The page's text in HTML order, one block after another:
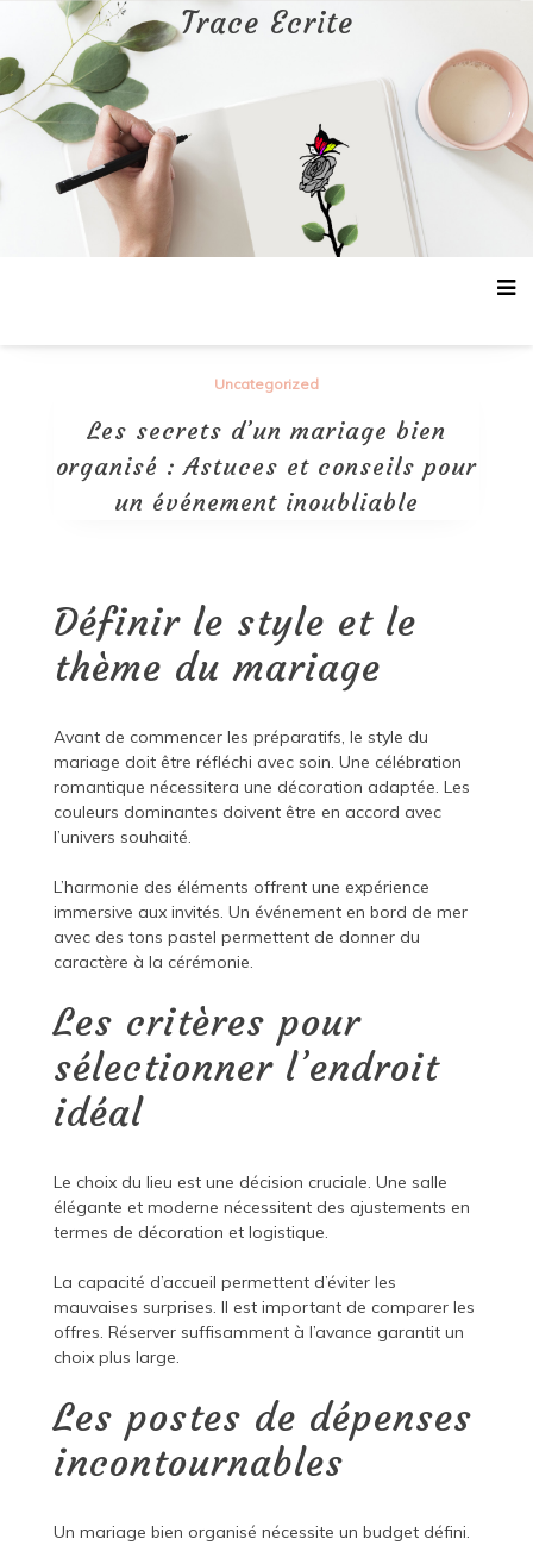
contenu
Trace Ecrite
Uncategorized
Les secrets d’un mariage bien
organisé : Astuces et conseils pour
un événement inoubliable
Définir le style et le
thème du mariage
Avant de commencer les préparatifs, le style du
mariage doit être réfléchi avec soin. Une célébration
romantique nécessitera une décoration adaptée. Les
couleurs dominantes doivent être en accord avec
l’univers souhaité.
L’harmonie des éléments offrent une expérience
immersive aux invités. Un événement en bord de mer
avec des tons pastel permettent de donner du
caractère à la cérémonie.
Les critères pour
sélectionner l’endroit
idéal
Le choix du lieu est une décision cruciale. Une salle
élégante et moderne nécessitent des ajustements en
termes de décoration et logistique.
La capacité d’accueil permettent d’éviter les
mauvaises surprises. Il est important de comparer les
offres. Réserver suffisamment à l’avance garantit un
choix plus large.
Les postes de dépenses
incontournables
Un mariage bien organisé nécessite un budget défini.